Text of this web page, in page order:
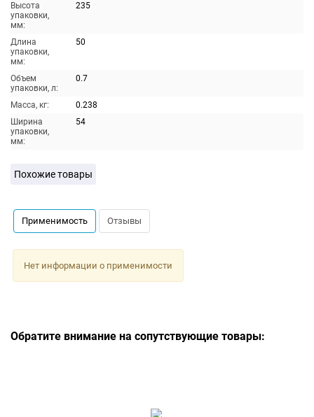
Высота
упаковки,
мм:
235
Длина
упаковки,
мм:
50
Объем
упаковки, л:
0.7
Масса, кг:
0.238
Ширина
упаковки,
мм:
54
Похожие товары
Применимость Отзывы
Нет информации о применимости
Обратите внимание на сопутствующие товары: